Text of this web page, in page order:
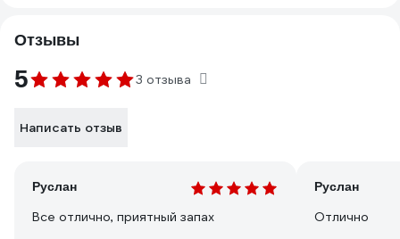
Отзывы
5 3 отзыва
Написать отзыв
Руслан
Все отлично, приятный запах
Руслан
Отлично